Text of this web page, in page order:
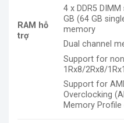
RAM hỗ
trợ
4 x DDR5
GB (64 GB
memory
Dual channel
Support for
1Rx8/2Rx8/
Support for
Overclocking
Memory